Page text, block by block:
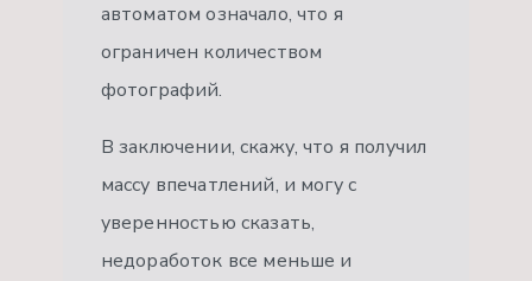
автоматом означало, что я
ограничен количеством
фотографий.
В заключении, скажу, что я получил
массу впечатлений, и могу с
уверенностью сказать,
недоработок все меньше и